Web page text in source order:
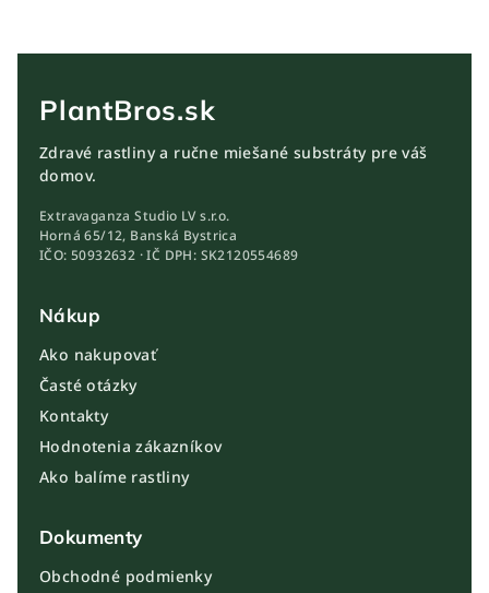
PlantBros.sk
Zdravé rastliny a ručne miešané substráty pre váš
domov.
Extravaganza Studio LV s.r.o.
Horná 65/12, Banská Bystrica
IČO: 50932632 · IČ DPH: SK2120554689
Nákup
Ako nakupovať
Časté otázky
Kontakty
Hodnotenia zákazníkov
Ako balíme rastliny
Dokumenty
Obchodné podmienky